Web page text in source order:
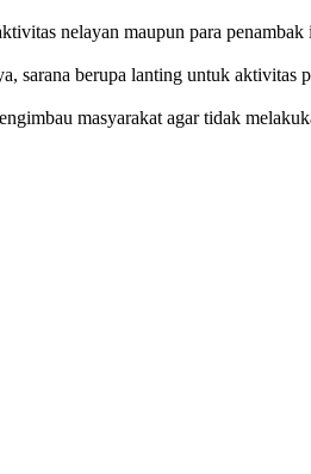
nelayan maupun para
sarana berupa lanting untuk aktivitas
masyarakat agar tidak